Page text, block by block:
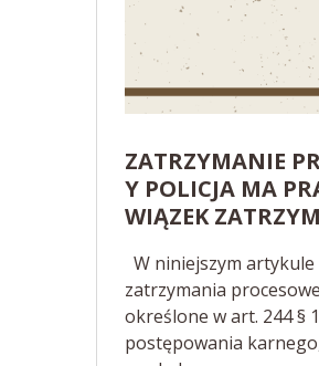
ZATRZYMANIE
Y POLICJA MA
WIĄZEK
W niniejszym
zatrzymania
określone w art. 244 §
postępowania